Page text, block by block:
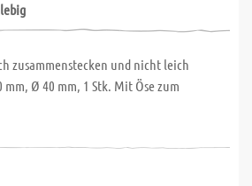
zusammenstecken und nicht leich
mm, Ø 40 mm, 1 Stk. Mit Öse zum